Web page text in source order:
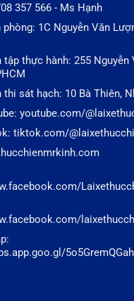
357 566 - Ms Hạnh
1C Nguyễn Văn
thực hành: 255 Nguyễn
sát hạch: 10 Bà Thiên,
youtube.com/
tiktok.com/